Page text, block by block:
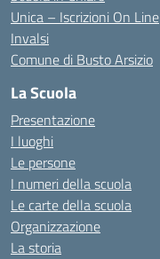
Unica – Iscrizioni On Line
Invalsi
Comune di Busto Arsizio
La Scuola
Presentazione
I luoghi
Le persone
I numeri della scuola
Le carte della scuola
Organizzazione
La storia